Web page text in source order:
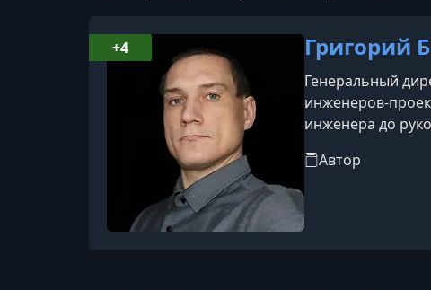
Григорий
Генеральный
инженеров-
инженера до
Автор
+4